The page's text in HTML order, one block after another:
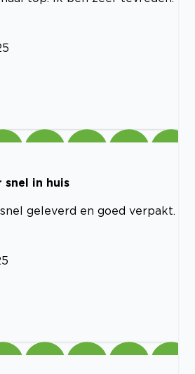
snel in huis
geleverd en goed verpakt.